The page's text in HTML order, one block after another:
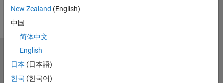
New Zealand (English)
中国
简体中文
English
日本 (日本語)
한국 (한국어)
Seleccione un país/idioma
América
Latina